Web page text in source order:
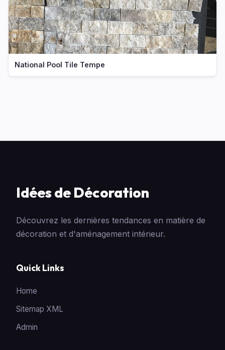
National Pool Tile Tempe
Idées de Décoration
Découvrez les dernières tendances en matière de
décoration et d'aménagement intérieur.
Quick Links
Home
Sitemap XML
Admin